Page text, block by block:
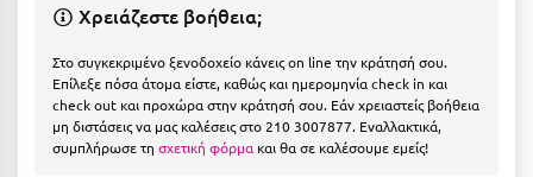
Ιεράπετρα
Ιθάκη
Ικαρία
Χρειάζεστε βοήθεια;
Στο συγκεκριμένο ξενοδοχείο κάνεις on line την κράτησή σου.
Επίλεξε πόσα άτομα είστε, καθώς και ημερομηνία check in και
check out και προχώρα στην κράτησή σου. Εάν χρειαστείς βοήθεια
μη διστάσεις να μας καλέσεις στο 210 3007877. Εναλλακτικά,
συμπλήρωσε τη σχετική φόρμα και θα σε καλέσουμε εμείς!